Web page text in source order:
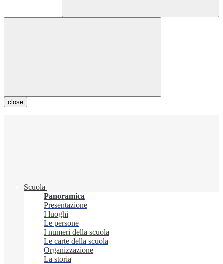
close
Scuola
Panoramica
Presentazione
I luoghi
Le persone
I numeri della scuola
Le carte della scuola
Organizzazione
La storia